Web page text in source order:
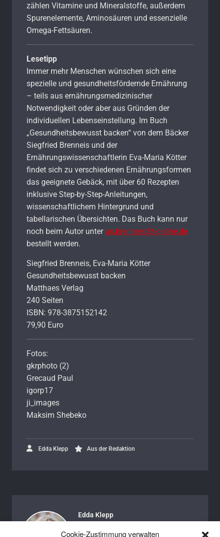
Cookie-Zustimmung verwalten
zählen Vitamine und Mineralstoffe, außerdem
Spurenelemente, Aminosäuren und essenzielle
Omega-Fettsäuren.
Lesetipp
Immer mehr Menschen wünschen sich eine
spezielle und gesundheitsfördernde Ernährung
– teils aus ernährungsmedizinischer
Notwendigkeit oder aber aus Gründen der
individuellen Lebenseinstellung. Im Buch
„Gesundheitsbewusst backen“ von dem Bäcker
Siegfried Brenneis und der
Ernährungswissenschaftlerin Eva-Maria Kötter
findet sich zu verschiedenen Ernährungsformen
das geeignete Gebäck, mit über 60 Rezepten
inklusive Step-by-Step-Anleitungen,
wissenschaftlichem Hintergrund und
tabellarischen Übersichten. Das Buch kann nur
noch beim Autor unter as.brenneis@t-online.de
bestellt werden.
Siegfried Brenneis, Eva-Maria Kötter
Gesundheitsbewusst backen
Matthaes Verlag
240 Seiten
ISBN: 978-3875152142
79,90 Euro
Fotos:
gkrphoto (2)
Grecaud Paul
igorp17
ji_images
Maksim Shebeko
Edda Klepp Aus der Redaktion
Edda Klepp
Edda ist Autorin bei BROTpro und